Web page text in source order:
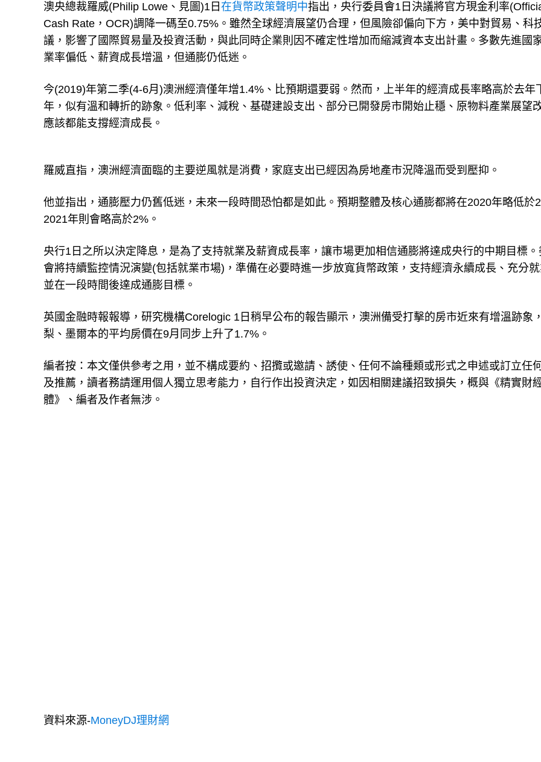
澳央總裁羅威(Philip Lowe、見圖)1日 在貨幣政策聲明中指出，央行委員會1日決議將官方現金利率
Cash Rate，OCR)調降一碼至0.75%。雖然全球經濟展望仍合理，但風險卻偏向下方，美中對貿易、科
議，影響了國際貿易量及投資活動，與此同時企業則因不確定性增加而縮減資本支出計畫。多數先進國
業率偏低、薪資成長增溫，但通膨仍低迷。
今(2019)年第二季(4-6月)澳洲經濟僅年增1.4%、比預期還要弱。然而，上半年的經濟成長率略高於去年
年，似有溫和轉折的跡象。低利率、減稅、基礎建設支出、部分已開發房市開始止穩、原物料產業展望
應該都能支撐經濟成長。
羅威直指，澳洲經濟面臨的主要逆風就是消費，家庭支出已經因為房地產市況降溫而受到壓抑。
他並指出，通膨壓力仍舊低迷，未來一段時間恐怕都是如此。預期整體及核心通膨都將在2020年略低於
2021年則會略高於2%。
央行1日之所以決定降息，是為了支持就業及薪資成長率，讓市場更加相信通膨將達成央行的中期目標。
會將持續監控情況演變(包括就業市場)，準備在必要時進一步放寬貨幣政策，支持經濟永續成長、充分
並在一段時間後達成通膨目標。
英國金融時報報導，研究機構Corelogic 1日稍早公布的報告顯示，澳洲備受打擊的房市近來有增溫跡象
梨、墨爾本的平均房價在9月同步上升了1.7%。
編者按：本文僅供參考之用，並不構成要約、招攬或邀請、誘使、任何不論種類或形式之申述或訂立任
及推薦，讀者務請運用個人獨立思考能力，自行作出投資決定，如因相關建議招致損失，概與《精實財
體》、編者及作者無涉。
資料來源-MoneyDJ理財網